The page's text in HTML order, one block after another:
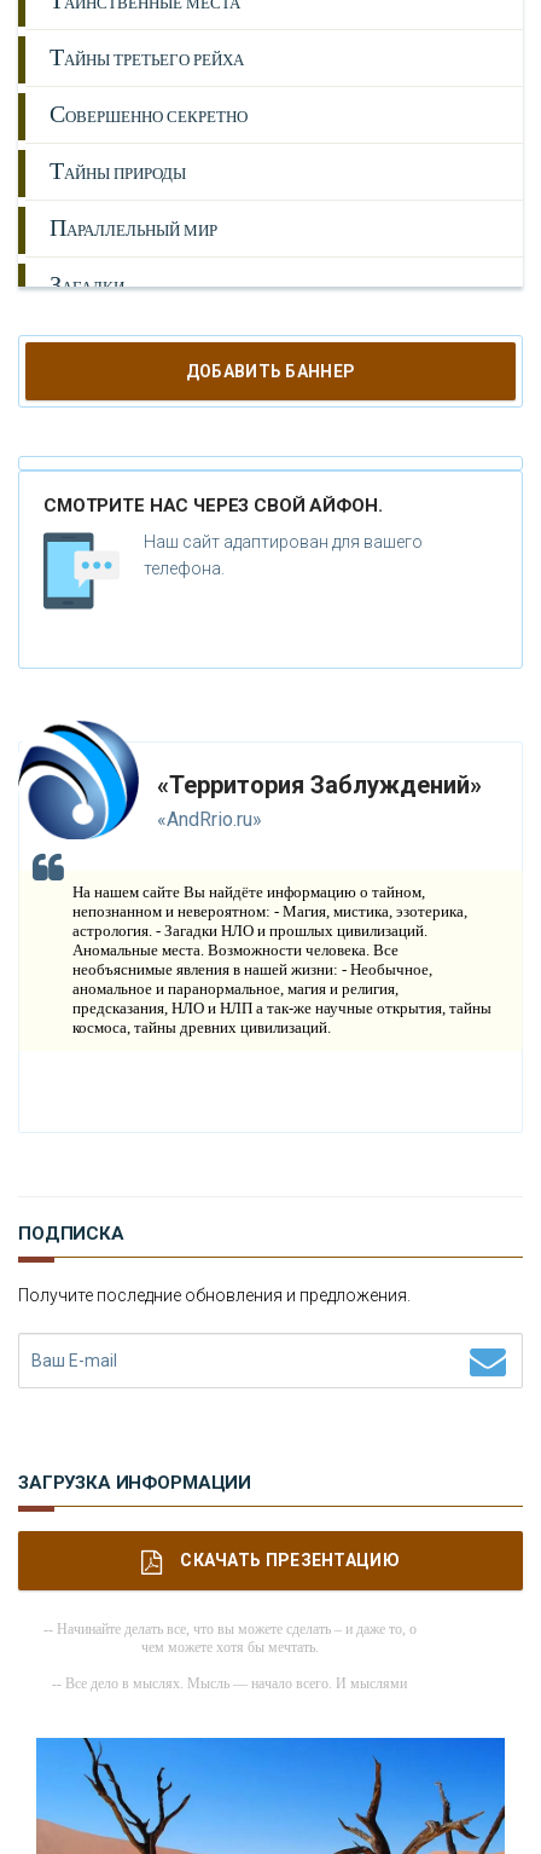
ТАЙНЫ ТРЕТЬЕГО РЕЙХА
СОВЕРШЕННО СЕКРЕТНО
ТАЙНЫ ПРИРОДЫ
ПАРАЛЛЕЛЬНЫЙ МИР
ЗАГАДКИ
ИСТОРИЯ
ЛЮДИ
АНОМАЛИИ
ГИПОТЕЗЫ
ЕПОЗНАННОЕ
ОРУЖИЕ
АТАКЛИЗМЫ
К
ОВЫЕ ТЕХНОЛОГИИ
РОГНОЗЫ И ПРОРОЧЕСТВА
ЛАНЕТА ЗЕМЛЯ
И
НОВОСТИ
К
ДОБАВИТЬ БАННЕР
СМОТРИТЕ НАС ЧЕРЕЗ СВОЙ АЙФОН.
Наш сайт адаптирован для вашего
телефона.
«Территория Заблуждений»
«AndRrio.ru»
На нашем сайте Вы найдёте информацию о тайном,
непознанном и невероятном: - Магия, мистика, эзотерика,
астрология. - Загадки НЛО и прошлых цивилизаций.
Аномальные места. Возможности человека. Все
необъяснимые явления в нашей жизни: - Необычное,
аномальное и паранормальное, магия и религия,
предсказания, НЛО и НЛП а так-же научные открытия, тайны
космоса, тайны древних цивилизаций.
ПОДПИСКА
Получите последние обновления и предложения.
ЗАГРУЗКА ИНФОРМАЦИИ
СКАЧАТЬ ПРЕЗЕНТАЦИЮ
-- Начинайте делать все, что вы можете сделать – и даже то, о
чем можете хотя бы мечтать.
-- Все дело в мыслях. Мысль — начало всего. И мыслями
-- Идите уверенно по направлению к мечте. Живите той жизнью,
которую вы сами себе придумали.
-- Самое большое богатство — это ум. Самая большая нищета —
глупость. Из всех страхов самый пугающий — самолюбование.